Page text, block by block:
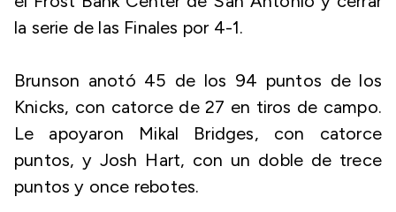
la serie de las Finales por 4-1.
Brunson anotó 45 de los 94 puntos de los
Knicks, con catorce de 27 en tiros de campo.
Le apoyaron Mikal Bridges, con catorce
puntos, y Josh Hart, con un doble de trece
puntos y once rebotes.